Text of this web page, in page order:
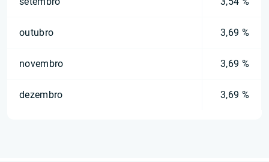
outubro 3,69 %
novembro 3,69 %
dezembro 3,69 %